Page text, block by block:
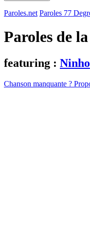
Paroles.net Paroles 77
Paroles de
featuring : Ninho
Chanson manquante ?